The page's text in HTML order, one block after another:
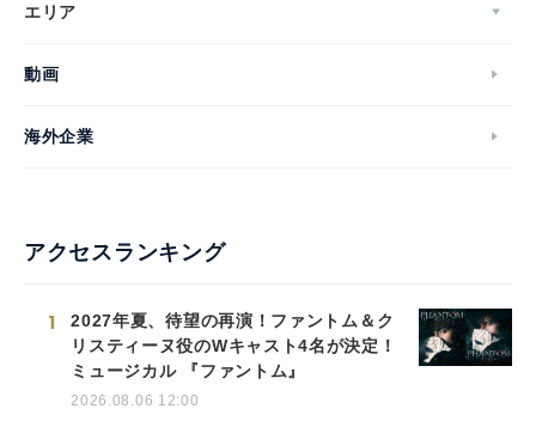
エリア
動画
海外企業
アクセスランキング
1
2027年夏、待望の再演！ファントム＆ク
リスティーヌ役のWキャスト4名が決定！
ミュージカル 『ファントム』
2026.08.06 12:00